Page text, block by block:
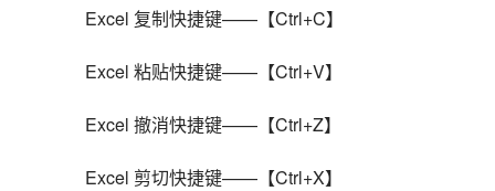
Excel 复制快捷键——【Ctrl+C】
Excel 粘贴快捷键——【Ctrl+V】
Excel 撤消快捷键——【Ctrl+Z】
Excel 剪切快捷键——【Ctrl+X】